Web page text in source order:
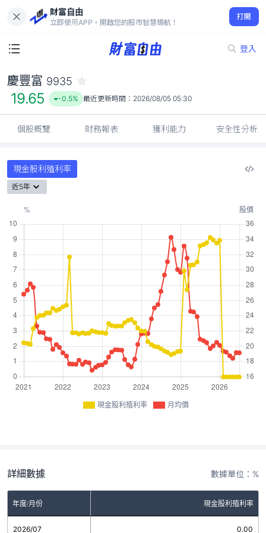
財富自由
立即使用APP，開啟您的股市智慧導航！
打開
登入
19.65
-0.5%
慶豐富 9935
19.65 -0.5% 最近更新時間： 2026/08/05 05:30
個股概覽 財務報表 獲利能力 安全性分析
現金股利殖利率
近5年
現金股利殖利率 月均價
詳細數據 數據單位：%
年度/月份 現金股利殖利率
2026/07 0.00